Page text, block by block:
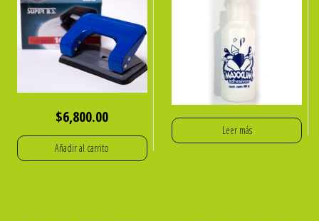
$6,800.00
Añadir al carrito
Leer más